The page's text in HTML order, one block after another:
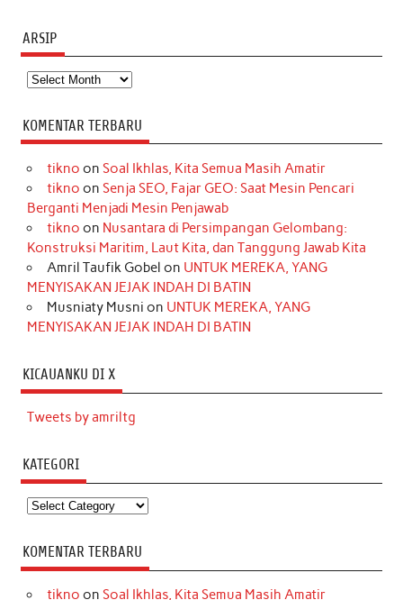
ARSIP
Arsip
KOMENTAR TERBARU
tikno on Soal Ikhlas, Kita Semua Masih Amatir
tikno on Senja SEO, Fajar GEO: Saat Mesin Pencari
Berganti Menjadi Mesin Penjawab
tikno on Nusantara di Persimpangan Gelombang:
Konstruksi Maritim, Laut Kita, dan Tanggung Jawab Kita
Amril Taufik Gobel on UNTUK MEREKA, YANG
MENYISAKAN JEJAK INDAH DI BATIN
Musniaty Musni on UNTUK MEREKA, YANG
MENYISAKAN JEJAK INDAH DI BATIN
KICAUANKU DI X
Tweets by amriltg
KATEGORI
Kategori
KOMENTAR TERBARU
tikno on Soal Ikhlas, Kita Semua Masih Amatir